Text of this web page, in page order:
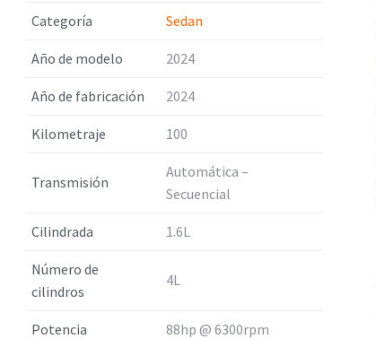
Categoría Sedan
Año de modelo 2024
Año de fabricación 2024
Kilometraje 100
Transmisión
Automática –
Secuencial
Cilindrada 1.6L
Número de
cilindros
4L
Potencia 88hp @ 6300rpm